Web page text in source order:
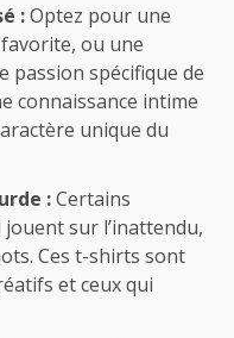
:Optez pour une
ou une
passion spécifique de
connaissance intime
unique du
:Certains
sur l’inattendu,
Ces t-shirts sont
et ceux qui